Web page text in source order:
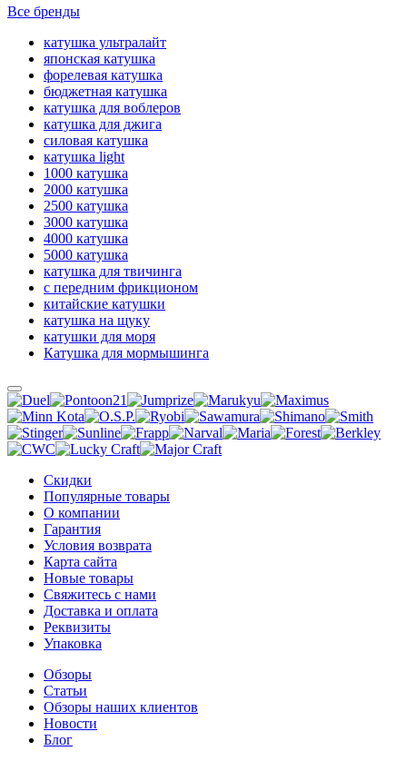
Все бренды
катушка ультралайт
японская катушка
форелевая катушка
бюджетная катушка
катушка для воблеров
катушка для джига
силовая катушка
катушка light
1000 катушка
2000 катушка
2500 катушка
3000 катушка
4000 катушка
5000 катушка
катушка для твичинга
с передним фрикционом
китайские катушки
катушка на щуку
катушки для моря
Катушка для мормышинга
Скидки
Популярные товары
О компании
Гарантия
Условия возврата
Карта сайта
Новые товары
Свяжитесь с нами
Доставка и оплата
Реквизиты
Упаковка
Обзоры
Статьи
Обзоры наших клиентов
Новости
Блог